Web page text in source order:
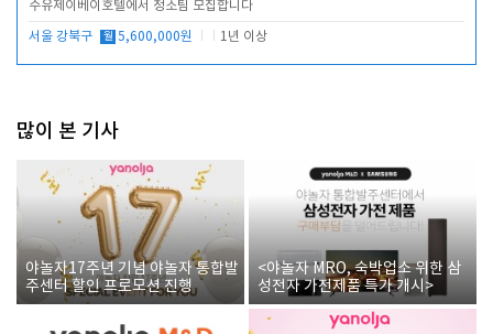
수유제이베이호텔에서 청소팀 모집합니다
서울 강북구 월 5,600,000원 1년 이상
많이 본 기사
야놀자17주년 기념 야놀자 통합발
주센터 할인 프로모션 진행
<야놀자 MRO, 숙박업소 위한 삼
성전자 가전제품 특가 개시>